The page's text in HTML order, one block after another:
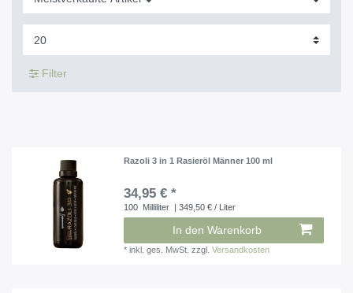
Filter
Razoli 3 in 1 Rasieröl Männer 100 ml
34,95 € *
100 Milliliter | 349,50 € / Liter
In den Warenkorb
*inkl. ges. MwSt. zzgl.Versandkosten